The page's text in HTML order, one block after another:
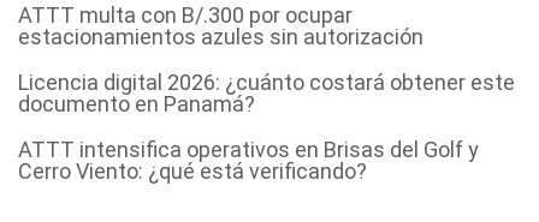
ATTT multa con B/.300 por ocupar
estacionamientos azules sin autorización
Licencia digital 2026: ¿cuánto costará obtener este
documento en Panamá?
ATTT intensifica operativos en Brisas del Golf y
Cerro Viento: ¿qué está verificando?